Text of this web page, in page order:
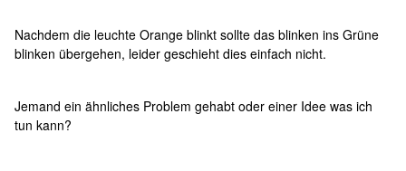
Nachdem die leuchte Orange blinkt sollte das blinken ins Grüne
blinken übergehen, leider geschieht dies einfach nicht.
Jemand ein ähnliches Problem gehabt oder einer Idee was ich
tun kann?